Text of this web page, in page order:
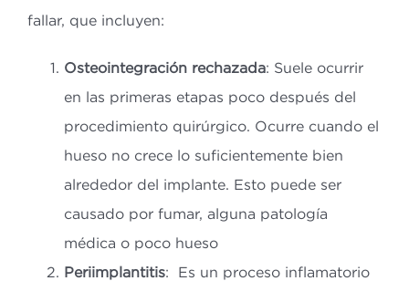
fallar, que incluyen:
Osteointegración rechazada: Suele ocurrir
en las primeras etapas poco después del
procedimiento quirúrgico. Ocurre cuando el
hueso no crece lo suficientemente bien
alrededor del implante. Esto puede ser
causado por fumar, alguna patología
médica o poco hueso
Periimplantitis: Es un proceso inflamatorio